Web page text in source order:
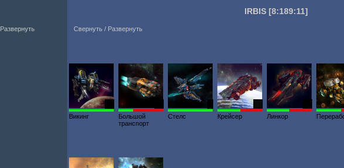
IRBIS [8:189:11]
Свернуть / Развернуть
Викинг
Большой
транспорт
Стелс
Крейсер
Линкор